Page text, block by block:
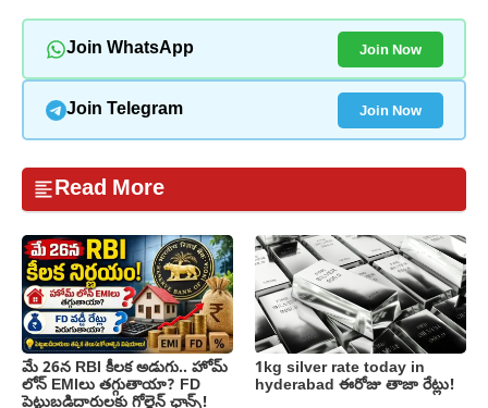
Join WhatsApp Join Now
Join Telegram Join Now
Read More
మే 26న RBI కీలక అడుగు.. హోమ్
లోన్ EMIలు తగ్గుతాయా? FD
పెట్టుబడిదారులకు గోల్డెన్ ఛాన్స్!
1kg silver rate today in
hyderabad ఈరోజు తాజా రేట్లు!